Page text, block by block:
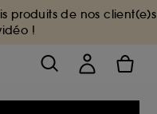
produits de nos client(e)s
!